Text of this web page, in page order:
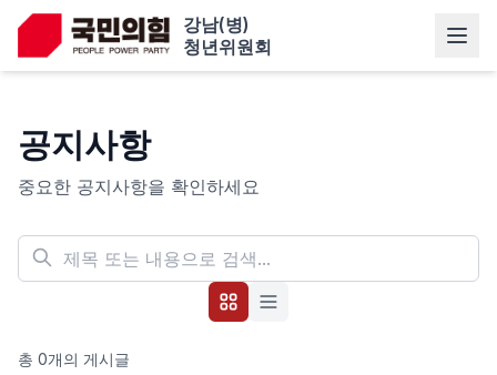
강남(병)
청년위원회
공지사항
중요한 공지사항을 확인하세요
총 0개의 게시글